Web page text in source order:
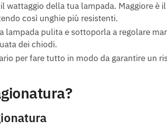
wattaggio della tua lampada. Maggiore è
così unghie più resistenti.
lampada pulita e sottoporla a regolare
dei chiodi.
per fare tutto in modo da garantire un